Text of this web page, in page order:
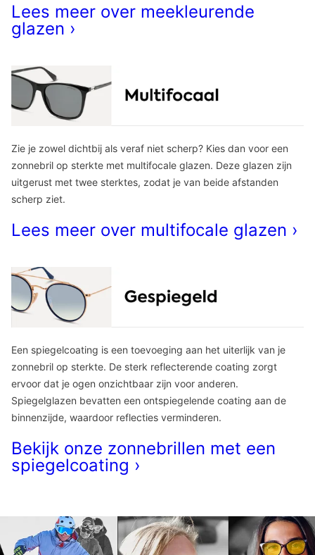
Lees meer over meekleurende
glazen ›
Zie je zowel dichtbij als veraf niet scherp? Kies dan voor een
zonnebril op sterkte met multifocale glazen. Deze glazen zijn
uitgerust met twee sterktes, zodat je van beide afstanden
scherp ziet.
Lees meer over multifocale glazen ›
Een spiegelcoating is een toevoeging aan het uiterlijk van je
zonnebril op sterkte. De sterk reflecterende coating zorgt
ervoor dat je ogen onzichtbaar zijn voor anderen.
Spiegelglazen bevatten een ontspiegelende coating aan de
binnenzijde, waardoor reflecties verminderen.
Bekijk onze zonnebrillen met een
spiegelcoating ›